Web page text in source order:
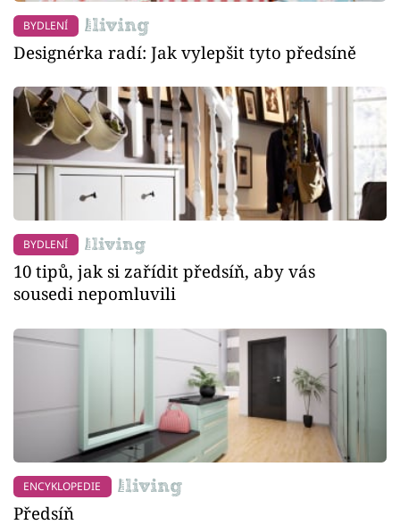
BYDLENÍ
Designérka radí: Jak vylepšit tyto předsíně
BYDLENÍ
10 tipů, jak si zařídit předsíň, aby vás
sousedi nepomluvili
ENCYKLOPEDIE
Předsíň